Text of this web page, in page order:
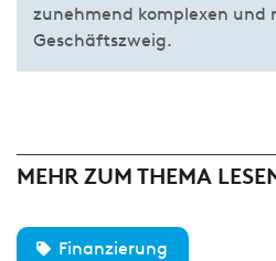
zunehmend komplexen und
Geschäftszweig.
MEHR ZUM THEMA
Finanzierung